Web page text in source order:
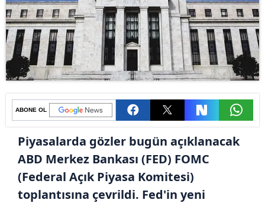
ABONE OL
Piyasalarda gözler bugün açıklanacak
ABD Merkez Bankası (FED) FOMC
(Federal Açık Piyasa Komitesi)
toplantısına çevrildi. Fed'in yeni